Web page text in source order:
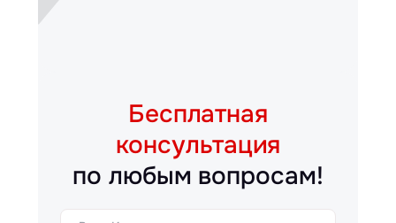
Бесплатная
консультация
по любым вопросам!